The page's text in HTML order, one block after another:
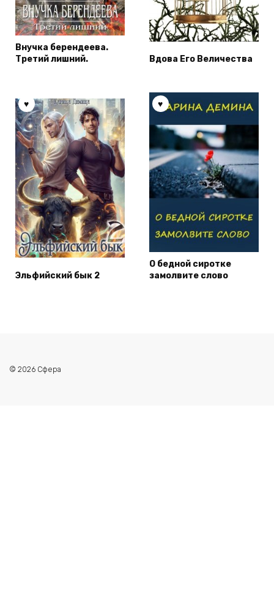
Внучка берендеева.
Третий лишний.
Вдова Его Величества
Эльфийский бык 2
О бедной сиротке
замолвите слово
© 2026 Сфера